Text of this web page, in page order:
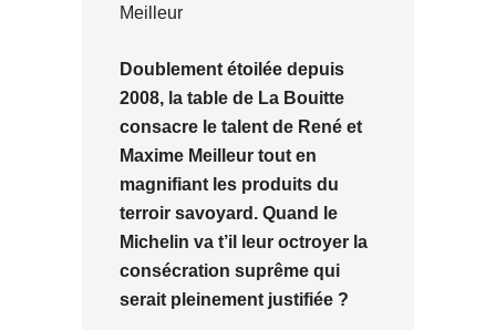
Meilleur
Doublement étoilée depuis
2008, la table de La Bouitte
consacre le talent de René et
Maxime Meilleur tout en
magnifiant les produits du
terroir savoyard. Quand le
Michelin va t’il leur octroyer la
consécration suprême qui
serait pleinement justifiée ?